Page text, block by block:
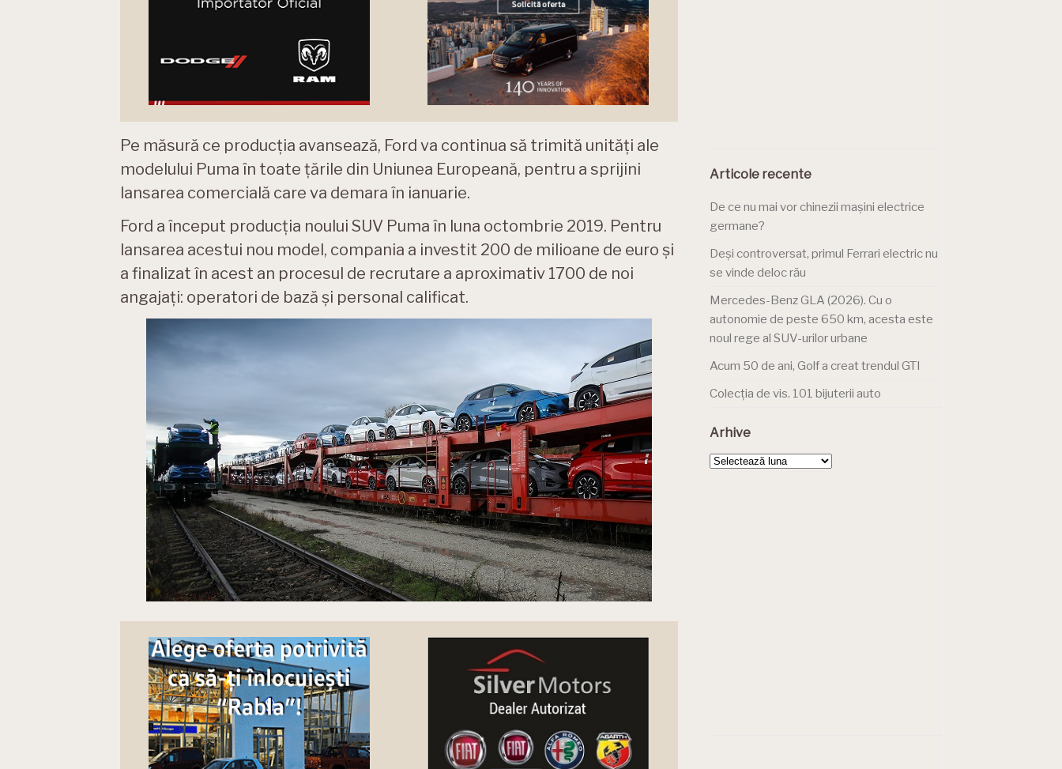
Pe măsură ce producția avansează, Ford va continua să trimită unități ale
modelului Puma în toate țările din Uniunea Europeană, pentru a sprijini
lansarea comercială care va demara în ianuarie.
Ford a început producția noului SUV Puma în luna octombrie 2019. Pentru
lansarea acestui nou model, compania a investit 200 de milioane de euro și
a finalizat în acest an procesul de recrutare a aproximativ 1700 de noi
angajați: operatori de bază și personal calificat.
Articole recente
De ce nu mai vor chinezii mașini electrice
germane?
Deși controversat, primul Ferrari electric nu
se vinde deloc rău
Mercedes-Benz GLA (2026). Cu o
autonomie de peste 650 km, acesta este
noul rege al SUV-urilor urbane
Acum 50 de ani, Golf a creat trendul GTI
Colecția de vis. 101 bijuterii auto
Arhive
Arhive